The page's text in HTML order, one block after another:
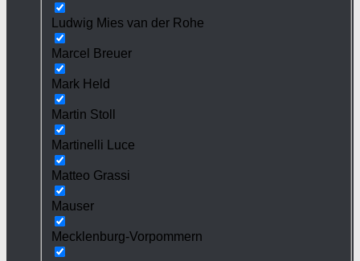
Ludwig Mies van der Rohe
Marcel Breuer
Mark Held
Martin Stoll
Martinelli Luce
Matteo Grassi
Mauser
Mecklenburg-Vorpommern